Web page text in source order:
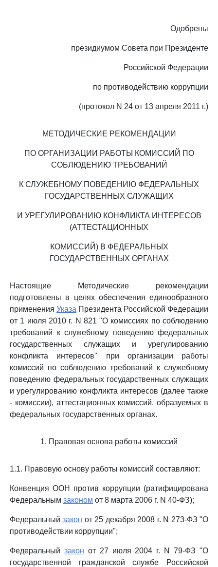
Одобрены
президиумом Совета при Президенте
Российской Федерации
по противодействию коррупции
(протокол N 24 от 13 апреля 2011 г.)
МЕТОДИЧЕСКИЕ РЕКОМЕНДАЦИИ
ПО ОРГАНИЗАЦИИ РАБОТЫ КОМИССИЙ ПО
СОБЛЮДЕНИЮ ТРЕБОВАНИЙ
К СЛУЖЕБНОМУ ПОВЕДЕНИЮ ФЕДЕРАЛЬНЫХ
ГОСУДАРСТВЕННЫХ СЛУЖАЩИХ
И УРЕГУЛИРОВАНИЮ КОНФЛИКТА ИНТЕРЕСОВ
(АТТЕСТАЦИОННЫХ
КОМИССИЙ) В ФЕДЕРАЛЬНЫХ
ГОСУДАРСТВЕННЫХ ОРГАНАХ
Настоящие Методические рекомендации
подготовлены в целях обеспечения единообразного
применения Указа Президента Российской Федерации
от 1 июля 2010 г. N 821 "О комиссиях по соблюдению
требований к служебному поведению федеральных
государственных служащих и урегулированию
конфликта интересов" при организации работы
комиссий по соблюдению требований к служебному
поведению федеральных государственных служащих
и урегулированию конфликта интересов (далее также
- комиссии), аттестационных комиссий, образуемых в
федеральных государственных органах.
1. Правовая основа работы комиссий
1.1. Правовую основу работы комиссий составляют:
Конвенция ООН против коррупции (ратифицирована
Федеральным законом от 8 марта 2006 г. N 40-ФЗ);
Федеральныйзакон от 25 декабря 2008 г. N 273-ФЗ "О
противодействии коррупции";
Федеральный закон от 27 июля 2004 г. N 79-ФЗ "О
государственной гражданской службе Российской